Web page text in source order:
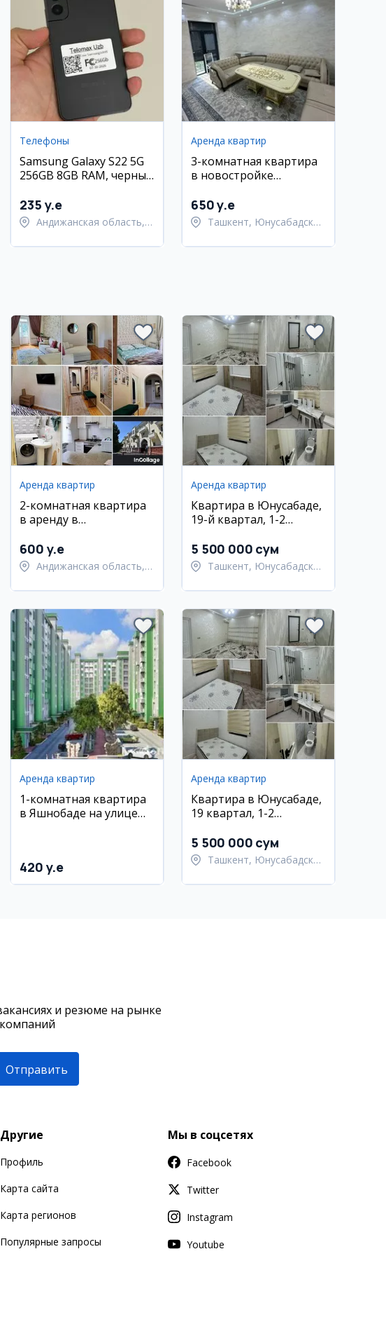
Телефоны
Samsung Galaxy S22 5G
256GB 8GB RAM, черный
состояние, местный
235 y.e
Андижанская область,
Аренда квартир
3-комнатная квартира
в новостройке
квартал, 78 м² в аренду
650 y.e
Ташкент, Юнусабадский
Аренда квартир
2-комнатная квартира
в аренду в
ул. Навои, 65 м²
600 y.e
Андижанская область,
Аренда квартир
Квартира в Юнусабаде,
19-й квартал, 1-2
5 500 000 сум
Ташкент, Юнусабадский
Аренда квартир
1-комнатная квартира
в Яшнобаде на улице
420 y.e
Аренда квартир
Квартира в Юнусабаде,
19 квартал, 1-2
ремонтом и мебелью
5 500 000 сум
Ташкент, Юнусабадский
и резюме на рынке
Отправить
Другие
Профиль
Карта сайта
Карта регионов
Популярные запросы
Мы в соцсетях
Facebook
Twitter
Instagram
Youtube